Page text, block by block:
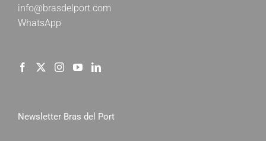
info@brasdelport.com
WhatsApp
Newsletter Bras del Port